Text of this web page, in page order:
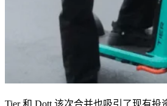
Tier和 Dott 该次合并也吸引了现有投